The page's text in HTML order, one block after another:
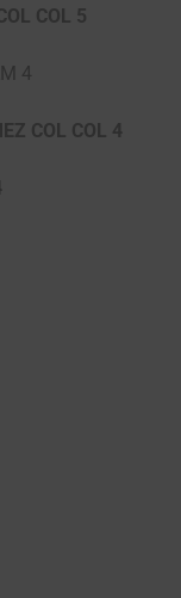
COL 5
4
COL COL 4